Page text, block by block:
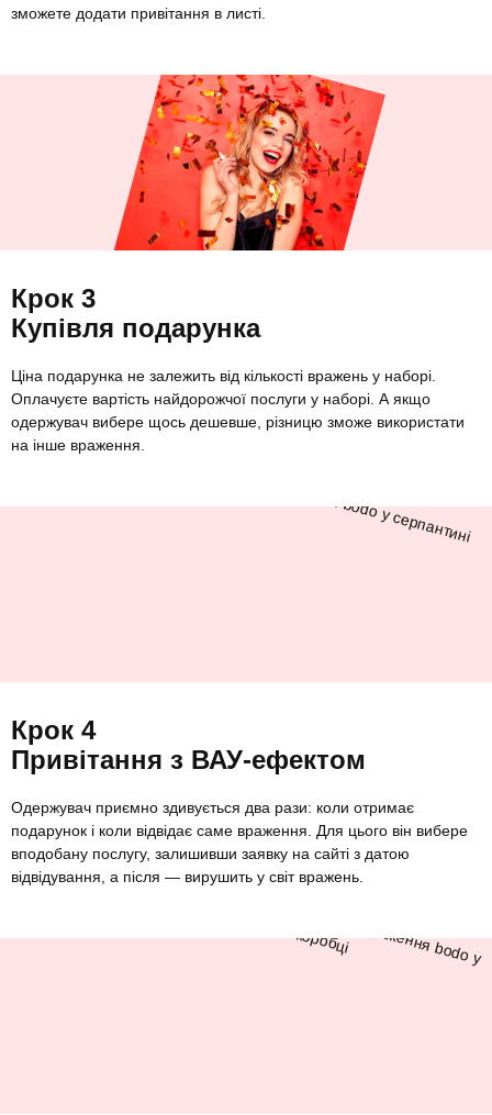
зможете додати привітання в листі.
Крок 3
Купівля подарунка
Ціна подарунка не залежить від кількості вражень у наборі.
Оплачуєте вартість найдорожчої послуги у наборі. А якщо
одержувач вибере щось дешевше, різницю зможе використати
на інше враження.
Крок 4
Привітання з ВАУ-ефектом
Одержувач приємно здивується два рази: коли отримає
подарунок і коли відвідає саме враження. Для цього він вибере
вподобану послугу, залишивши заявку на сайті з датою
відвідування, а після — вирушить у світ вражень.